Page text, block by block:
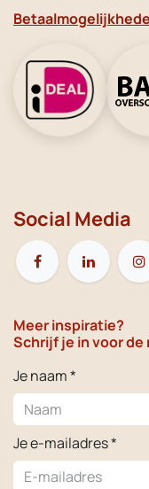
Social Media
Meer inspiratie?
Schrijf je in voor
Je naam *
Je e-mailadres *